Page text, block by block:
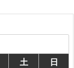
土
日